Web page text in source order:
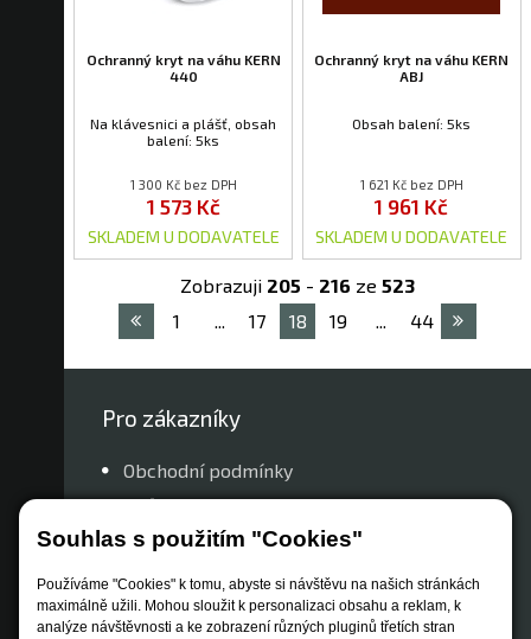
Souhlas s použitím "Cookies"
Používáme "Cookies" k tomu, abyste si návštěvu na našich stránkách
maximálně užili. Mohou sloužit k personalizaci obsahu a reklam, k
analýze návštěvnosti a ke zobrazení různých pluginů třetích stran
Ochranný kryt na váhu KERN
440
Na klávesnici a plášť, obsah
balení: 5ks
1 300 Kč bez DPH
1 573 Kč
SKLADEM U DODAVATELE
Ochranný kryt na váhu KERN
ABJ
Obsah balení: 5ks
1 621 Kč bez DPH
1 961 Kč
SKLADEM U DODAVATELE
Zobrazuji 205 - 216 ze 523
1
... 17 18 19 ... 44
Pro zákazníky
Obchodní podmínky
Způsob dopravy
Zastoupení značek
Reklamační řád
Nastavení soukromí